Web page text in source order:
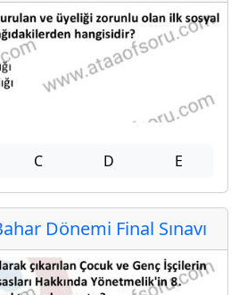
C D E
Dönemi Final Sınavı